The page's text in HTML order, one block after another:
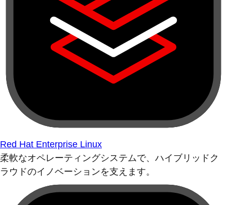
Red Hat Enterprise Linux
柔軟なオペレーティングシステムで、ハイブリッドク
ラウドのイノベーションを支えます。